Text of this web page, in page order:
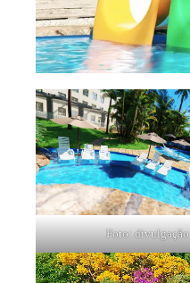
Foto: divulgação